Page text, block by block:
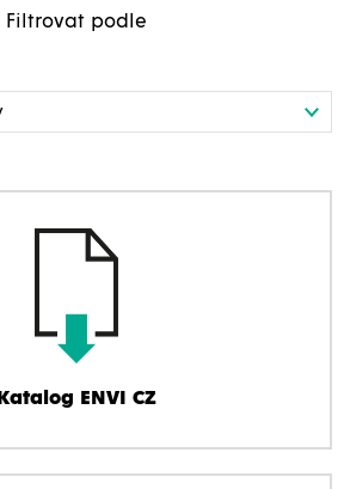
Filtrovat podle
Katalog ENVI CZ